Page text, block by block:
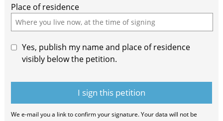
Place of residence
Yes, publish my name and place of residence
visibly below the petition.
We e-mail you a link to confirm your signature. Your data will not be